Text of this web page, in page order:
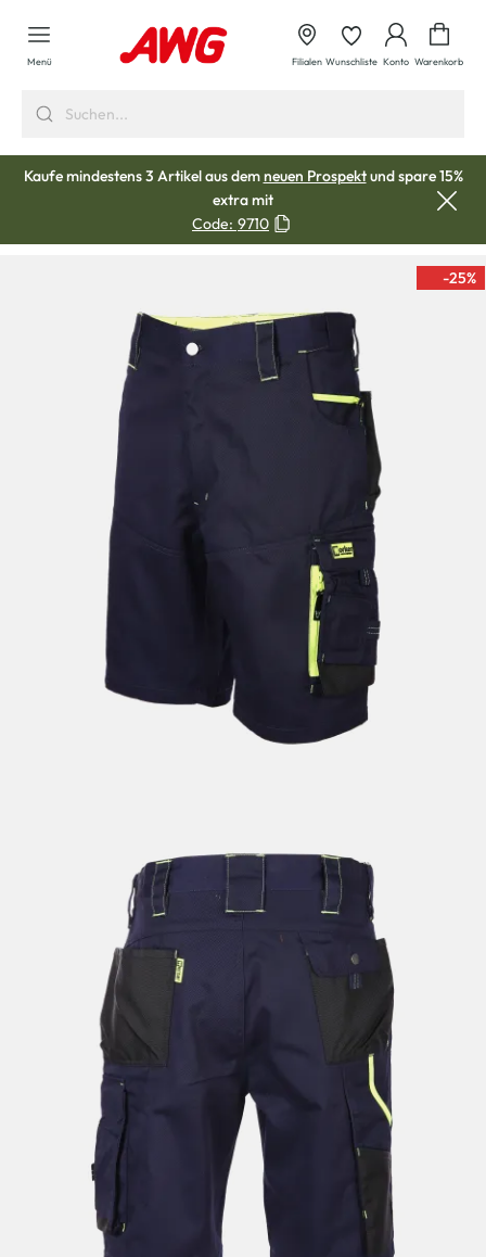
springen
Menü Filialen Wunschliste Konto Warenkorb
Kaufe mindestens 3 Artikel aus demneuen Prospektund spare 15%
extra mit
Code: 9710
-25%